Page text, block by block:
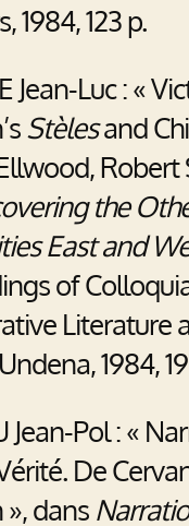
1984, 123 p.
Jean-Luc : «
Stèlesand
Robert
the
East and
of
Literature
1984,
Jean-Pol : «
De
dans